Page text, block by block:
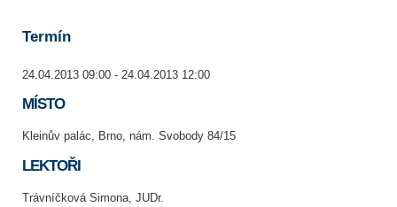
Termín
24.04.2013 09:00 - 24.04.2013 12:00
MÍSTO
Kleinův palác, Brno, nám. Svobody 84/15
LEKTOŘI
Trávníčková Simona, JUDr.